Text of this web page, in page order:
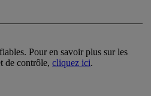
Pour en savoir plus sur les
de contrôle, cliquez ici.